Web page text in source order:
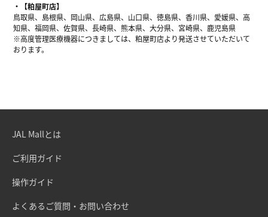
【粕屋町店】
鳥取県、島根県、岡山県、広島県、山口県、徳島県、香川県、愛媛県、高
知県、福岡県、佐賀県、長崎県、熊本県、大分県、宮崎県、鹿児島県
※高度管理医療機器につきましては、粕屋町店より発送させていただいて
おります。
JAL Mallとは
ご利用ガイド
操作ガイド
よくあるご質問・お問い合わせ